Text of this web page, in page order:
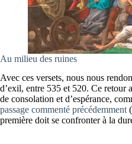
Au milieu des ruines
Avec ces versets, nous nous
d’exil, entre 535 et 520. Ce retour
de consolation et d’espérance,
passage commenté précédemment
première doit se confronter à la